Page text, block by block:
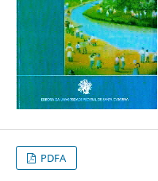
PDFA